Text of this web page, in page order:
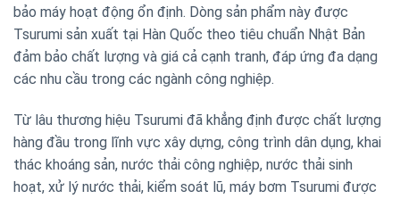
bảo máy hoạt động ổn định. Dòng sản phẩm này được
Tsurumi sản xuất tại Hàn Quốc theo tiêu chuẩn Nhật Bản
đảm bảo chất lượng và giá cả cạnh tranh, đáp ứng đa dạng
các nhu cầu trong các ngành công nghiệp.
Từ lâu thương hiệu Tsurumi đã khẳng định được chất lượng
hàng đầu trong lĩnh vực xây dựng, công trình dân dụng, khai
thác khoáng sản, nước thải công nghiệp, nước thải sinh
hoạt, xử lý nước thải, kiểm soát lũ, máy bơm Tsurumi được